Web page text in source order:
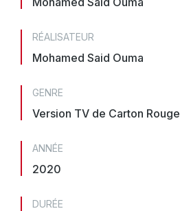
RÉALISATEUR
Mohamed Said Ouma
GENRE
Version TV de Carton Rouge
ANNÉE
2020
DURÉE